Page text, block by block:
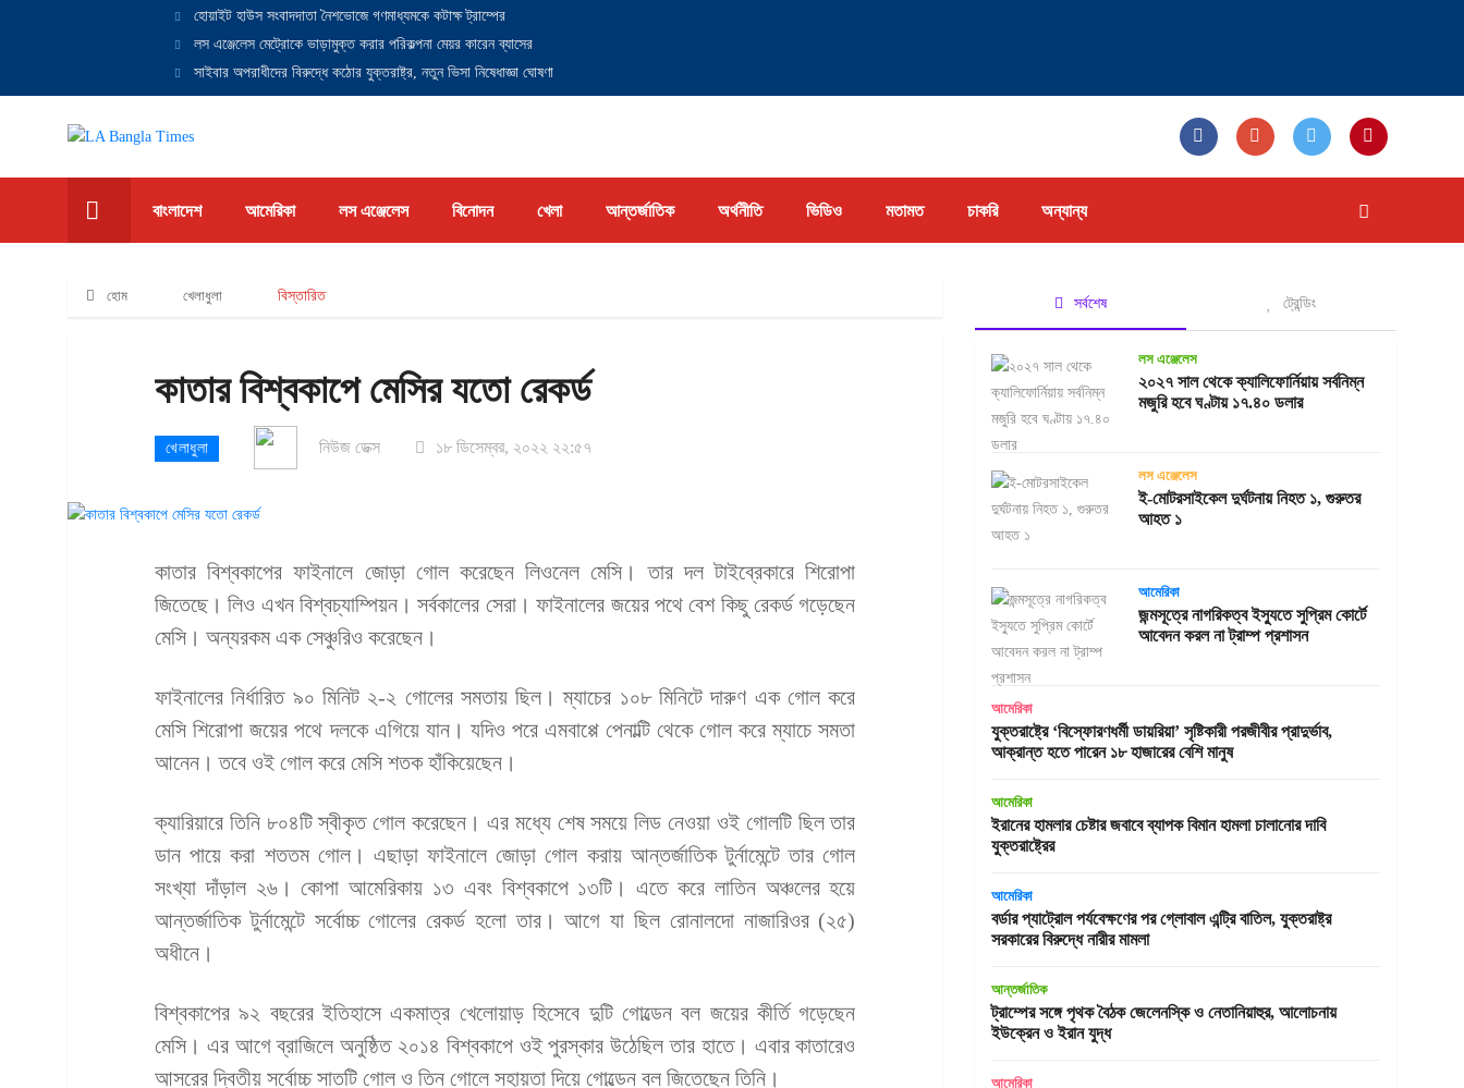
হোয়াইট হাউস সংবাদদাতা নৈশভোজে গণমাধ্যমকে কটাক্ষ ট্রাম্পের
লস এঞ্জেলেস মেট্রোকে ভাড়ামুক্ত করার পরিকল্পনা মেয়র কারেন ব্যাসের
সাইবার অপরাধীদের বিরুদ্ধে কঠোর যুক্তরাষ্ট্র, নতুন ভিসা নিষেধাজ্ঞা ঘোষণা
বাংলাদেশ আমেরিকা লস এঞ্জেলেস বিনোদন খেলা আন্তর্জাতিক অর্থনীতি ভিডিও মতামত চাকরি অন্যান্য
হোম খেলাধুলা বিস্তারিত
কাতার বিশ্বকাপে মেসির যতো রেকর্ড
খেলাধুলা নিউজ ডেক্স ১৮ ডিসেম্বর, ২০২২ ২২:৫৭
কাতার বিশ্বকাপের ফাইনালে জোড়া গোল করেছেন লিওনেল মেসি। তার দল টাইব্রেকারে শিরোপা
জিতেছে। লিও এখন বিশ্বচ্যাম্পিয়ন। সর্বকালের সেরা। ফাইনালের জয়ের পথে বেশ কিছু রেকর্ড গড়েছেন
মেসি। অন্যরকম এক সেঞ্চুরিও করেছেন।
ফাইনালের নির্ধারিত ৯০ মিনিট ২-২ গোলের সমতায় ছিল। ম্যাচের ১০৮ মিনিটে দারুণ এক গোল করে
মেসি শিরোপা জয়ের পথে দলকে এগিয়ে যান। যদিও পরে এমবাপ্পে পেনাল্টি থেকে গোল করে ম্যাচে সমতা
আনেন। তবে ওই গোল করে মেসি শতক হাঁকিয়েছেন।
ক্যারিয়ারে তিনি ৮০৪টি স্বীকৃত গোল করেছেন। এর মধ্যে শেষ সময়ে লিড নেওয়া ওই গোলটি ছিল তার
ডান পায়ে করা শততম গোল। এছাড়া ফাইনালে জোড়া গোল করায় আন্তর্জাতিক টুর্নামেন্টে তার গোল
সংখ্যা দাঁড়াল ২৬। কোপা আমেরিকায় ১৩ এবং বিশ্বকাপে ১৩টি। এতে করে লাতিন অঞ্চলের হয়ে
আন্তর্জাতিক টুর্নামেন্টে সর্বোচ্চ গোলের রেকর্ড হলো তার। আগে যা ছিল রোনালদো নাজারিওর (২৫)
অধীনে।
বিশ্বকাপের ৯২ বছরের ইতিহাসে একমাত্র খেলোয়াড় হিসেবে দুটি গোল্ডেন বল জয়ের কীর্তি গড়েছেন
মেসি। এর আগে ব্রাজিলে অনুষ্ঠিত ২০১৪ বিশ্বকাপে ওই পুরস্কার উঠেছিল তার হাতে। এবার কাতারেও
আসরের দ্বিতীয় সর্বোচ্চ সাতটি গোল ও তিন গোলে সহায়তা দিয়ে গোল্ডেন বল জিতেছেন তিনি।
সর্বশেষ ট্রেন্ডিং
লস এঞ্জেলেস
২০২৭ সাল থেকে ক্যালিফোর্নিয়ায় সর্বনিম্ন
মজুরি হবে ঘণ্টায় ১৭.৪০ ডলার
লস এঞ্জেলেস
ই-মোটরসাইকেল দুর্ঘটনায় নিহত ১, গুরুতর
আহত ১
আমেরিকা
জন্মসূত্রে নাগরিকত্ব ইস্যুতে সুপ্রিম কোর্টে
আবেদন করল না ট্রাম্প প্রশাসন
আমেরিকা
যুক্তরাষ্ট্রে ‘বিস্ফোরণধর্মী ডায়রিয়া’ সৃষ্টিকারী পরজীবীর প্রাদুর্ভাব,
আক্রান্ত হতে পারেন ১৮ হাজারের বেশি মানুষ
আমেরিকা
ইরানের হামলার চেষ্টার জবাবে ব্যাপক বিমান হামলা চালানোর দাবি
যুক্তরাষ্ট্রের
আমেরিকা
বর্ডার প্যাট্রোল পর্যবেক্ষণের পর গ্লোবাল এন্ট্রি বাতিল, যুক্তরাষ্ট্র
সরকারের বিরুদ্ধে নারীর মামলা
আন্তর্জাতিক
ট্রাম্পের সঙ্গে পৃথক বৈঠক জেলেনস্কি ও নেতানিয়াহুর, আলোচনায়
ইউক্রেন ও ইরান যুদ্ধ
আমেরিকা